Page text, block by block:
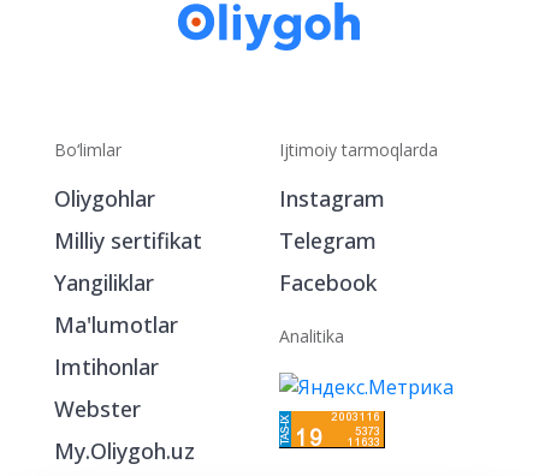
Bo‘limlar
Oliygohlar
Milliy sertifikat
Yangiliklar
Ma'lumotlar
Imtihonlar
Webster
My.Oliygoh.uz
Ijtimoiy tarmoqlarda
Instagram
Telegram
Facebook
Analitika